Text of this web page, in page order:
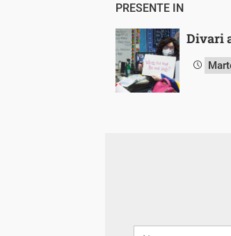
PRESENTE IN
Divari